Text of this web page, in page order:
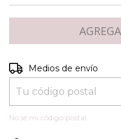
Entregas para el CP:
Medios de envío
No sé mi código postal